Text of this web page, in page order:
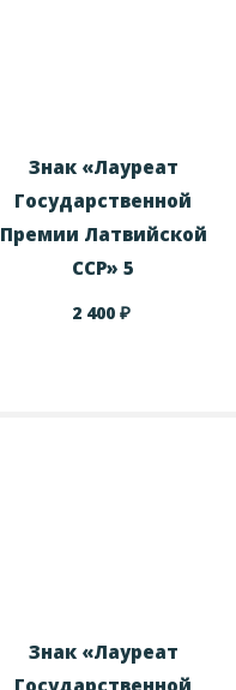
Знак «Лауреат
Государственной
Премии Латвийской
ССР» 5
2 400₽
Знак «Лауреат
Государственной